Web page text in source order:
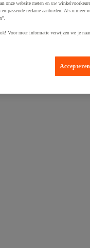
onze website meten en uw
passende reclame aanbieden. Als u meer
Voor meer informatie verwijzen we je naar